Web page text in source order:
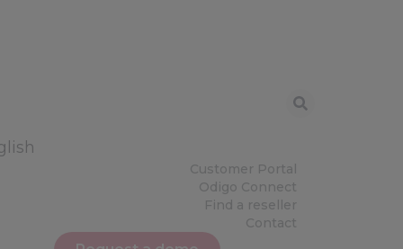
Customer Portal
Odigo Connect
Find a reseller
Contact